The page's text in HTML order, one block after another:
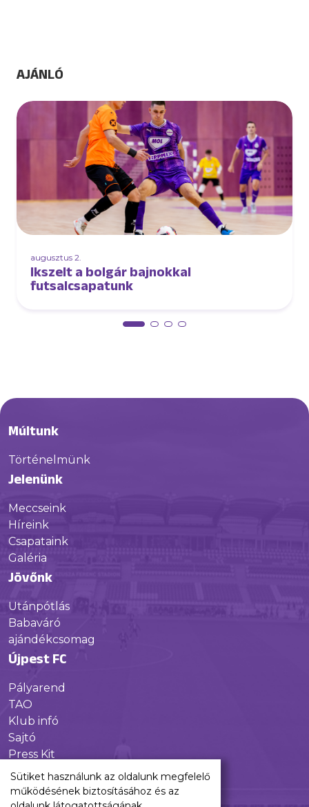
AJÁNLÓ
augusztus 2.
Ikszelt a bolgár bajnokkal
futsalcsapatunk
Múltunk
Történelmünk
Jelenünk
Meccseink
Híreink
Csapataink
Galéria
Jövőnk
Utánpótlás
Babaváró
ajándékcsomag
Újpest FC
Pályarend
TAO
Klub infó
Sajtó
Press Kit
Újpest FC Shop
Digitális felületeink
Sütiket használunk az oldalunk megfelelő
működésének biztosításához és az